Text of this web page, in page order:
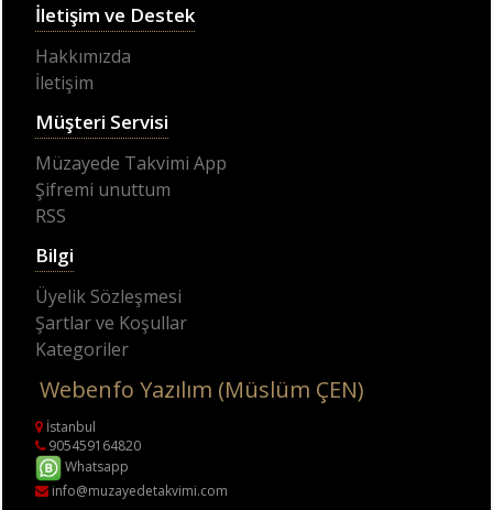
İletişim ve Destek
Hakkımızda
İletişim
Müşteri Servisi
Müzayede Takvimi App
Şifremi unuttum
RSS
Bilgi
Üyelik Sözleşmesi
Şartlar ve Koşullar
Kategoriler
Webenfo Yazılım (Müslüm ÇEN)
İstanbul
905459164820
Whatsapp
info@muzayedetakvimi.com